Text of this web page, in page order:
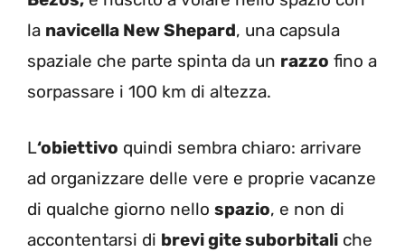
la navicella New Shepard, una capsula
spaziale che parte spinta da un razzo fino a
sorpassare i 100 km di altezza.
L‘obiettivo quindi sembra chiaro: arrivare
ad organizzare delle vere e proprie vacanze
di qualche giorno nello spazio, e non di
accontentarsi di brevi gite suborbitali che